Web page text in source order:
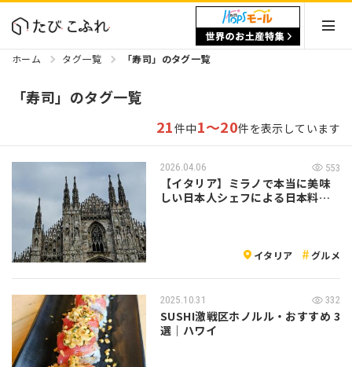
ホーム タグ一覧 「寿司」のタグ一覧
「寿司」のタグ一覧
21件中1～20件を表示しています
2026.04.06 553
【イタリア】ミラノで本当に美味
しい日本人シェフによる日本料理
イタリア グルメ
2025.10.31 332
SUSHI激戦区ホノルル・おすすめ 3
選｜ハワイ